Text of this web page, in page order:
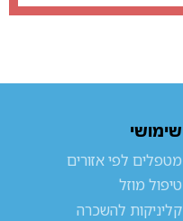
שימושי
מטפלים לפי אזורים
טיפול מוזל
קליניקות להשכרה